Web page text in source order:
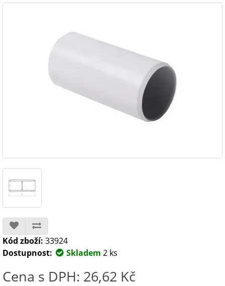
Kód zboží: 33924
Dostupnost:
Skladem 2 ks
Cena s DPH: 26,62 Kč